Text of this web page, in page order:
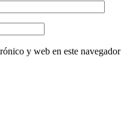
y web en este navegador